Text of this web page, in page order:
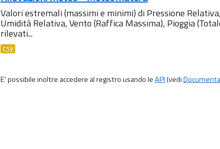
Valori estremali (massimi e minimi) di Pressione
Umidità Relativa, Vento (Raffica Massima), Pioggia
rilevati...
CSV
E' possibile inoltre accedere al registro usando leAPI(vedi